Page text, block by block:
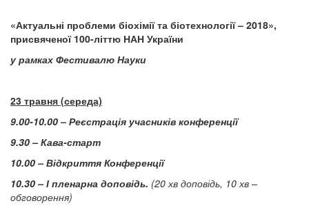
«Актуальні проблеми біохімії та біотехнології – 2018»,
присвяченої 100-літтю НАН України
у рамках Фестивалю Науки
23 травня (середа)
9.00-10.00 – Реєстрація учасників конференції
9.30 – Кава-старт
10.00 – Відкриття Конференції
10.30 – І пленарна доповідь. (20 хв доповідь, 10 хв –
обговорення)